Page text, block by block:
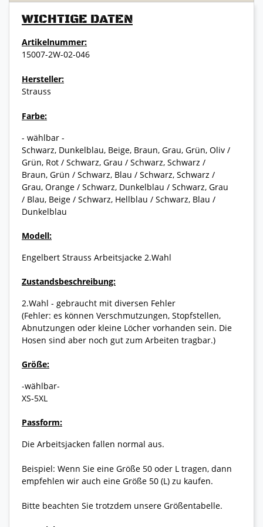
WICHTIGE DATEN
Artikelnummer:
15007-2W-02-046
Hersteller:
Strauss
Farbe:
- wählbar -
Schwarz, Dunkelblau, Beige, Braun, Grau, Grün, Oliv /
Grün, Rot / Schwarz, Grau / Schwarz, Schwarz /
Braun, Grün / Schwarz, Blau / Schwarz, Schwarz /
Grau, Orange / Schwarz, Dunkelblau / Schwarz, Grau
/ Blau, Beige / Schwarz, Hellblau / Schwarz, Blau /
Dunkelblau
Modell:
Engelbert Strauss Arbeitsjacke 2.Wahl
Zustandsbeschreibung:
2.Wahl - gebraucht mit diversen Fehler
(Fehler: es können Verschmutzungen, Stopfstellen,
Abnutzungen oder kleine Löcher vorhanden sein. Die
Hosen sind aber noch gut zum Arbeiten tragbar.)
Größe:
-wählbar-
XS-5XL
Passform:
Die Arbeitsjacken fallen normal aus.
Beispiel: Wenn Sie eine Größe 50 oder L tragen, dann
empfehlen wir auch eine Größe 50 (L) zu kaufen.
Bitte beachten Sie trotzdem unsere Größentabelle.